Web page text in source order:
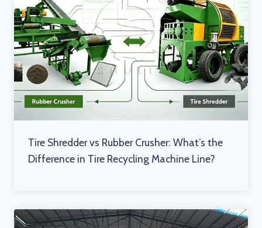
Tire Shredder vs Rubber Crusher: What’s the
Difference in Tire Recycling Machine Line?